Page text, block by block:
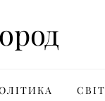
СВІТ